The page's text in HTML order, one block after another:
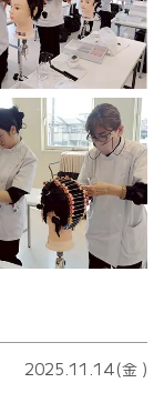
2025.11.14(金 )